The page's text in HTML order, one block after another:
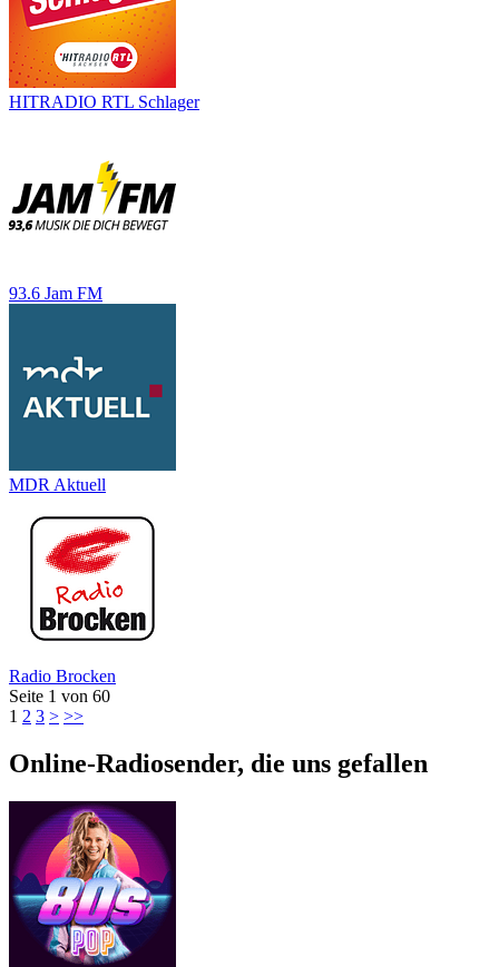
HITRADIO RTL Schlager
93.6 Jam FM
MDR Aktuell
Radio Brocken
Seite 1 von 60
1 2 3 > >>
Online-Radiosender, die uns gefallen